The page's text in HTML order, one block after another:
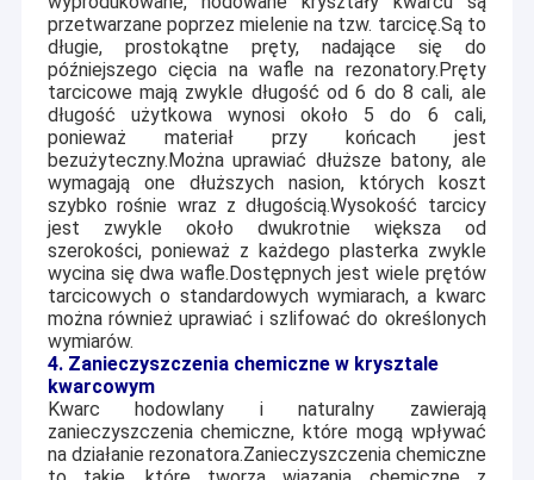
przetwarzane poprzez mielenie na tzw. tarcicę.Są to
długie, prostokątne pręty, nadające się do
późniejszego cięcia na wafle na rezonatory.Pręty
tarcicowe mają zwykle długość od 6 do 8 cali, ale
długość użytkowa wynosi około 5 do 6 cali,
ponieważ materiał przy końcach jest
bezużyteczny.Można uprawiać dłuższe batony, ale
wymagają one dłuższych nasion, których koszt
szybko rośnie wraz z długością.Wysokość tarcicy
jest zwykle około dwukrotnie większa od
szerokości, ponieważ z każdego plasterka zwykle
wycina się dwa wafle.Dostępnych jest wiele prętów
tarcicowych o standardowych wymiarach, a kwarc
można również uprawiać i szlifować do określonych
wymiarów.
4. Zanieczyszczenia chemiczne w krysztale
kwarcowym
Kwarc hodowlany i naturalny zawierają
zanieczyszczenia chemiczne, które mogą wpływać
na działanie rezonatora.Zanieczyszczenia chemiczne